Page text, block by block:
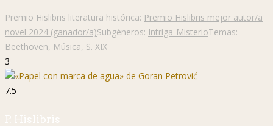
Premio Hislibris literatura histórica: Premio Hislibris mejor autor/a
novel 2024 (ganador/a)Subgéneros: Intriga-MisterioTemas:
Beethoven, Música, S. XIX
3
7.5
P. Hislibris